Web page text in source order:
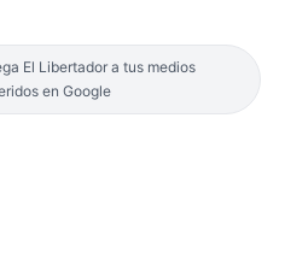
El Libertador a tus medios
en Google